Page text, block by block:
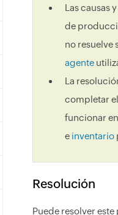
Las causas
de
no resuelve
agente
La
completar
funcionar
e inventario
Resolución
Puede resolver